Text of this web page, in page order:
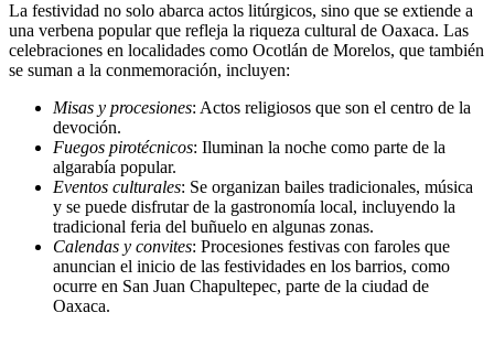
La festividad no solo abarca actos litúrgicos, sino que se extiende a
una verbena popular que refleja la riqueza cultural de Oaxaca. Las
celebraciones en localidades como Ocotlán de Morelos, que también
se suman a la conmemoración, incluyen:
Misas y procesiones: Actos religiosos que son el centro de la
devoción.
Fuegos pirotécnicos: Iluminan la noche como parte de la
algarabía popular.
Eventos culturales: Se organizan bailes tradicionales, música
y se puede disfrutar de la gastronomía local, incluyendo la
tradicional feria del buñuelo en algunas zonas.
Calendas y convites: Procesiones festivas con faroles que
anuncian el inicio de las festividades en los barrios, como
ocurre en San Juan Chapultepec, parte de la ciudad de
Oaxaca.